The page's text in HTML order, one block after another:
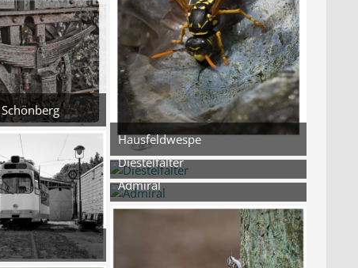
3
2026 um 14:14
4
Hausfeldwespe
3. August 2026 um 19:13
Diestelfalter
3. August 2026 um 19:13
Admiral
3. August 2026 um 19:13